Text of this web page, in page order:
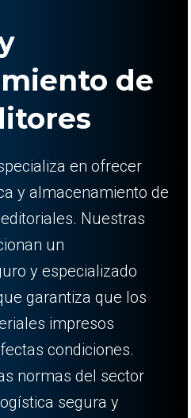
de
en ofrecer
y almacenamiento de
Nuestras
un
y especializado
garantiza que los
impresos
condiciones.
normas del sector
segura y